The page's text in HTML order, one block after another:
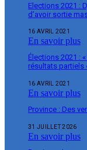
Elections 2021 :
d’avoir sortie
16 AVRIL 2021
En savoir plus
Élections 2021 :
résultats partiels
16 AVRIL 2021
En savoir plus
Province : Des
31 JUILLET 2026
En savoir plus